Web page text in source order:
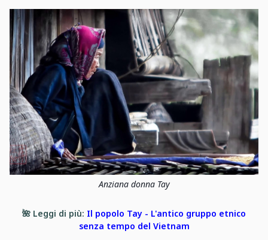
Anziana donna Tay
🌺 Leggi di più: Il popolo Tay - L'antico gruppo etnico
senza tempo del Vietnam